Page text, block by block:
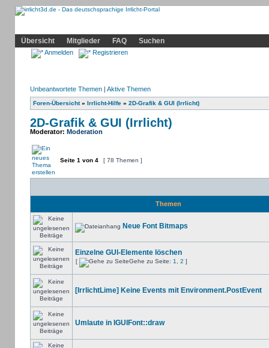
Übersicht
Mitglieder FAQ Suchen
Anmelden Registrieren
Unbeantwortete Themen| Aktive Themen
Foren-Übersicht» Irrlicht-Hilfe» 2D-Grafik & GUI (Irrlicht)
2D-Grafik & GUI (Irrlicht)
Moderator: Moderation
Seite 1 von 4 [ 78 Themen ]
Themen
Neue Font Bitmaps
Einzelne GUI-Elemente löschen
[ Gehe zu Seite: 1 2 ]
[IrrlichtLime] Keine Events mit Environment.PostEvent
Umlaute in IGUIFont::draw